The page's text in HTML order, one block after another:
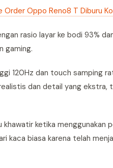
Order Oppo Reno8 T Diburu
rasio layar ke bodi 93%
gaming.
120Hz dan touch samping
dan detail yang
khawatir ketika menggunakan
kaca biasa karena telah